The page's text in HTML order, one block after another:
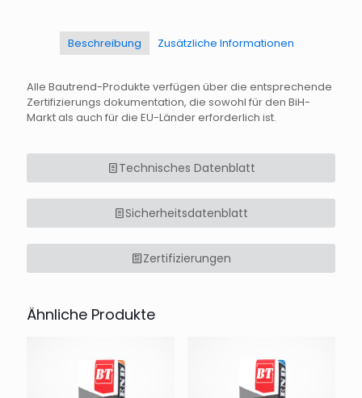
Beschreibung Zusätzliche Informationen
Alle Bautrend-Produkte verfügen über die entsprechende
Zertifizierungs dokumentation, die sowohl für den BiH-
Markt als auch für die EU-Länder erforderlich ist.
Technisches Datenblatt
Sicherheitsdatenblatt
Zertifizierungen
Ähnliche Produkte